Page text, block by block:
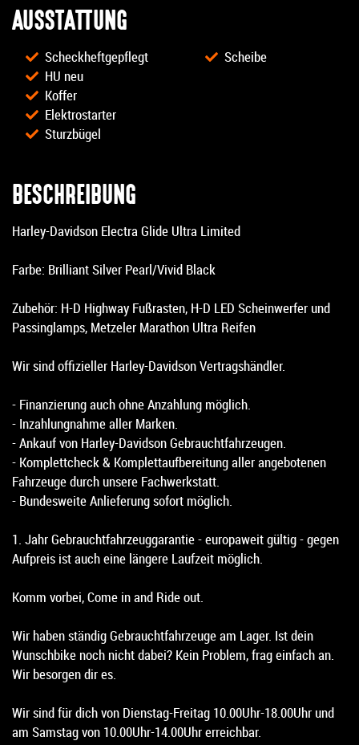
AUSSTATTUNG
Scheckheftgepflegt
HU neu
Koffer
Elektrostarter
Sturzbügel
Scheibe
BESCHREIBUNG
Harley-Davidson Electra Glide Ultra Limited
Farbe: Brilliant Silver Pearl/Vivid Black
Zubehör: H-D Highway Fußrasten, H-D LED Scheinwerfer und
Passinglamps, Metzeler Marathon Ultra Reifen
Wir sind offizieller Harley-Davidson Vertragshändler.
- Finanzierung auch ohne Anzahlung möglich.
- Inzahlungnahme aller Marken.
- Ankauf von Harley-Davidson Gebrauchtfahrzeugen.
- Komplettcheck & Komplettaufbereitung aller angebotenen
Fahrzeuge durch unsere Fachwerkstatt.
- Bundesweite Anlieferung sofort möglich.
1. Jahr Gebrauchtfahrzeuggarantie - europaweit gültig - gegen
Aufpreis ist auch eine längere Laufzeit möglich.
Komm vorbei, Come in and Ride out.
Wir haben ständig Gebrauchtfahrzeuge am Lager. Ist dein
Wunschbike noch nicht dabei? Kein Problem, frag einfach an.
Wir besorgen dir es.
Wir sind für dich von Dienstag-Freitag 10.00Uhr-18.00Uhr und
am Samstag von 10.00Uhr-14.00Uhr erreichbar.